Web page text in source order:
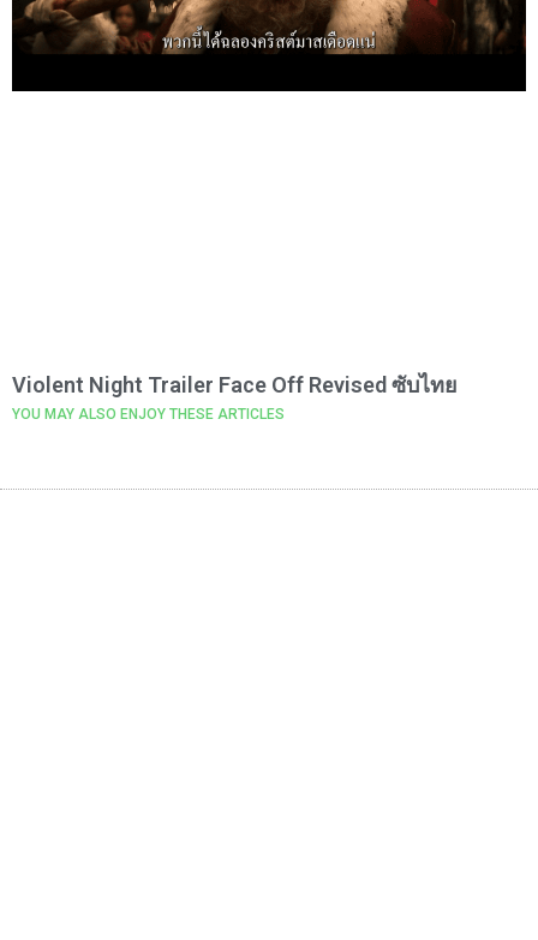
Violent Night Trailer Face Off Revised ซับไทย
YOU MAY ALSO ENJOY THESE ARTICLES